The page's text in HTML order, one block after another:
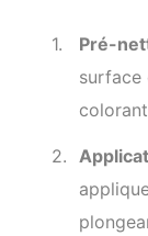
Pré-
surface